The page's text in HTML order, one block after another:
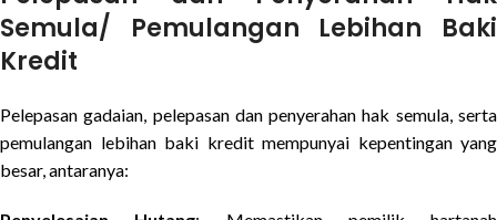
Semula/ Pemulangan Lebihan Baki
Kredit
Pelepasan gadaian, pelepasan dan penyerahan hak semula, serta
pemulangan lebihan baki kredit mempunyai kepentingan yang
besar, antaranya: